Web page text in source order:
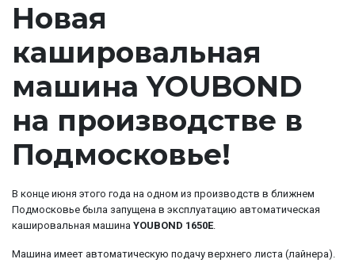
Новая
кашировальная
машина YOUBOND
на производстве в
Подмосковье!
В конце июня этого года на одном из производств в ближнем
Подмосковье была запущена в эксплуатацию автоматическая
кашировальная машина YOUBOND 1650E.
Машина имеет автоматическую подачу верхнего листа (лайнера).